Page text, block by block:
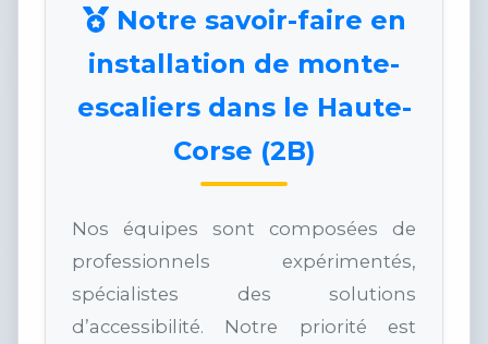
Notre savoir-faire en
installation de monte-
escaliers dans le Haute-
Corse (2B)
Nos équipes sont composées de
professionnels expérimentés,
spécialistes des solutions
d’accessibilité. Notre priorité est